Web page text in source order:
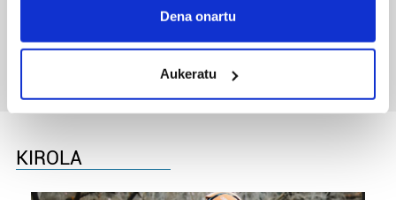
Collect information about your geographical
Identify your device by actively scanning it for
specific characteristics (fingerprinting)
Dena onartu
Aukeratu
KIROLA